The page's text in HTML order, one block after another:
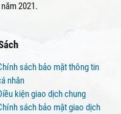
2021.
sách bảo mật thông tin
nhân
kiện giao dịch chung
sách bảo mật giao dịch